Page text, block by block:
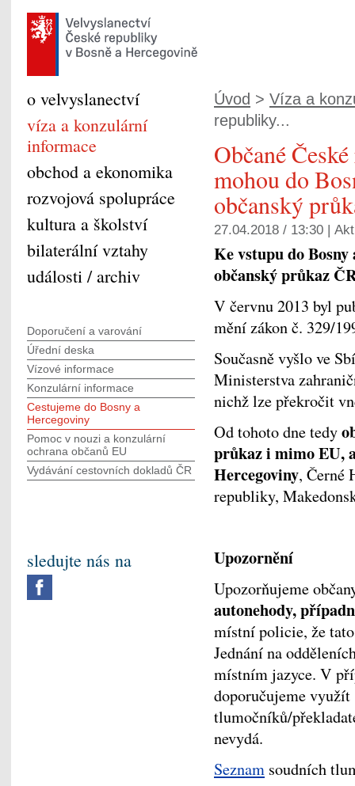
Úvod > Víza a
republiky...
Občané
mohou do
občanský
27.04.2018 / 13:30 |
Ke vstupu do
občanský průkaz
V červnu 2013 byl
mění zákon č. 329/
Současně vyšlo ve
Ministerstva
nichž lze překročit
Od tohoto dne tedy
průkaz i mimo EU,
Hercegoviny, Černé
republiky,
Upozornění
Upozorňujeme
autonehody,
místní policie, že
Jednání na
místním jazyce. V
doporučujeme využít
tlumočníků/
nevydá.
Seznam soudních
o velvyslanectví
víza a konzulární
informace
obchod a ekonomika
rozvojová spolupráce
kultura a školství
bilaterální vztahy
události / archiv
Doporučení a varování
Úřední deska
Vízové informace
Konzulární informace
Cestujeme do Bosny a
Hercegoviny
Pomoc v nouzi a konzulární
ochrana občanů EU
Vydávání cestovních dokladů ČR
sledujte nás na